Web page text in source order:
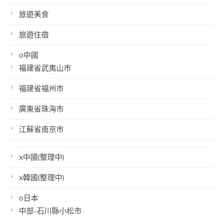
旅遊美食
旅遊住宿
o中國
福建省武夷山市
福建省福州市
廣東省珠海市
江蘇省南京市
x中國(整理中)
x韓國(整理中)
o日本
中部-石川縣小松市